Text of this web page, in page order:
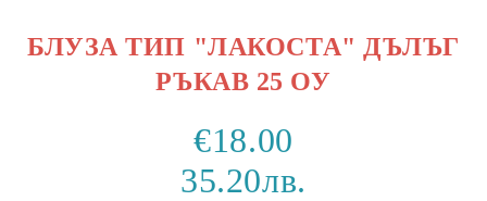
БЛУЗА ТИП "ЛАКОСТА" ДЪЛЪГ
РЪКАВ 25 ОУ
€18.00
35.20лв.